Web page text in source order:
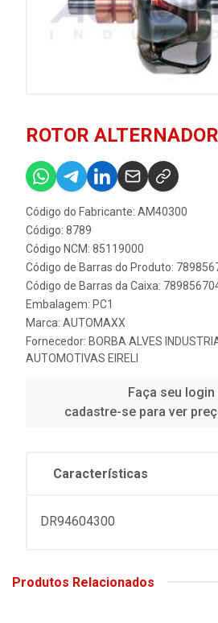
ROTOR
Código do Fabricante: AM40300
Código: 8789
Código NCM: 85119000
Código de Barras do Produto:
Código de Barras da Caixa:
Embalagem: PC1
Marca: AUTOMAXX
Fornecedor: BORBA ALVES
AUTOMOTIVAS EIRELI
Faça seu login
cadastre-se para ver
Características
DR94604300
Produtos Relacionados